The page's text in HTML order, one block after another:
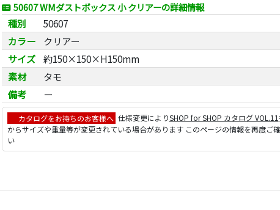
50607 WMダストボックス 小 クリアーの詳細情報
種別
50607
カラー
クリアー
サイズ 約150×150×H150mm
素材
タモ
備考
ー
カタログをお持ちのお客様へ 仕様変更によりSHOP for SHOP カタログ VOL.11
からサイズや重量等が変更されている場合があります このページの情報を再度ご
い